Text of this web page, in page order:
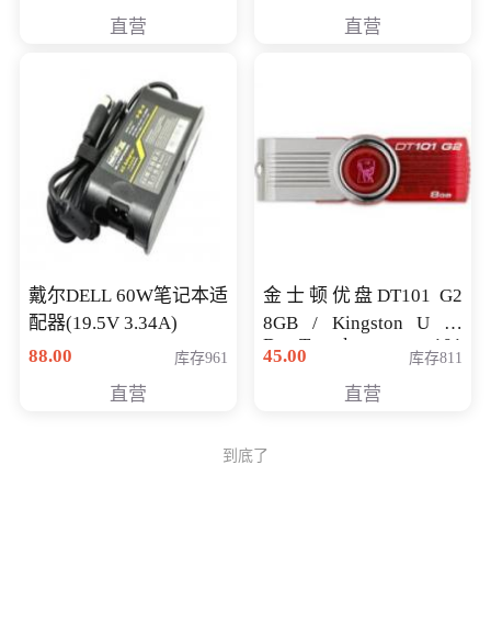
直营 直营
戴尔DELL 60W笔记本适
配器(19.5V 3.34A)
88.00
库存961
直营
金士顿优盘DT101 G2
8GB / Kingston U 盘
DataTraveler 101
Generati
45.00 库存811
直营
到底了